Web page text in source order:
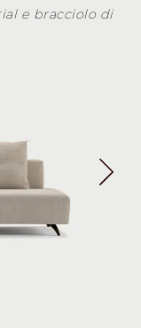
e bracciolo di